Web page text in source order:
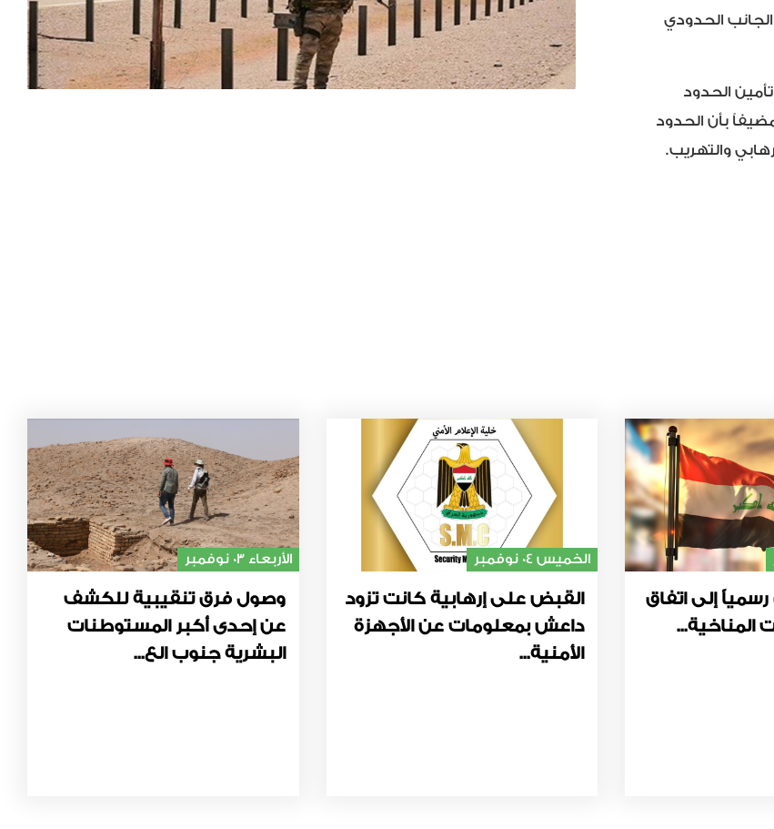
الحدودي
الحدود
بأن الحدود
والتهريب.
إلى اتفاق
المناخية...
الخميس 04 نوفمبر
القبض على إرهابية كانت تزود
داعش بمعلومات عن الأجهزة
الأمنية...
الأربعاء 03 نوفمبر
وصول فرق تنقيبية للكشف
عن إحدى أكبر المستوطنات
البشرية جنوب الع...